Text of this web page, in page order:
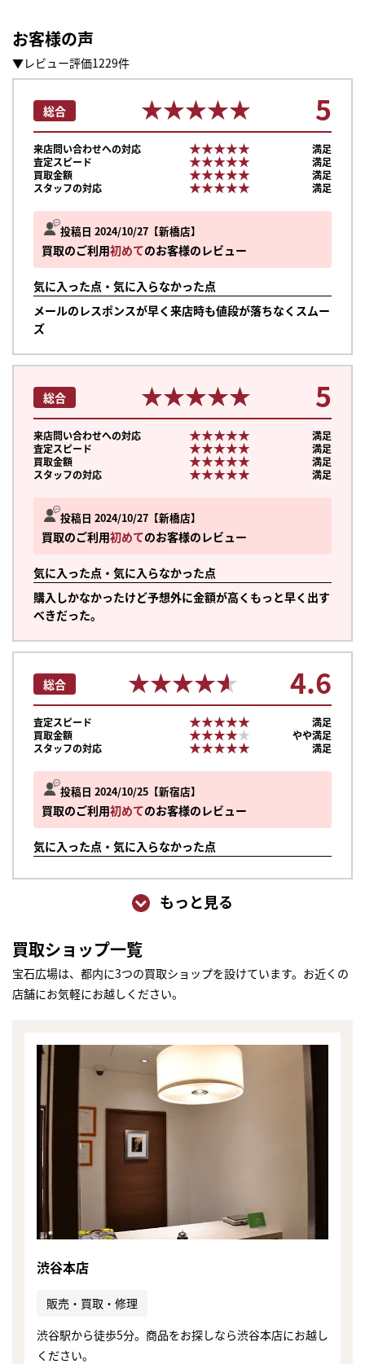
お客様の声
▼レビュー評価1229件
投稿日 2024/10/27 新橋店
買取のご利用初めてのお客様のレビュー
気に入った点・気に入らなかった点
メールのレスポンスが早く来店時も値段が落ちなくスムー
ズ
総合 ★★★★★
★★★★★ 5
来店問い合わせへの対応 ★★★★★
★★★★★
満足
査定スピード
★★★★★
★★★★★
満足
買取金額
★★★★★
★★★★★
満足
スタッフの対応
★★★★★
★★★★★ 満足
投稿日 2024/10/27 新橋店
買取のご利用初めてのお客様のレビュー
気に入った点・気に入らなかった点
購入しかなかったけど予想外に金額が高くもっと早く出す
べきだった。
総合 ★★★★★
★★★★★ 5
来店問い合わせへの対応 ★★★★★
★★★★★
満足
査定スピード
★★★★★
★★★★★
満足
買取金額
★★★★★
★★★★★
満足
スタッフの対応
★★★★★
★★★★★ 満足
投稿日 2024/10/25 新宿店
買取のご利用初めてのお客様のレビュー
気に入った点・気に入らなかった点
総合 ★★★★★
★★★★★ 4.6
査定スピード ★★★★★
★★★★★
満足
買取金額
★★★★★
★★★★★
やや満足
スタッフの対応
★★★★★
★★★★★ 満足
もっと見る
買取ショップ一覧
宝石広場は、都内に3つの買取ショップを設けています。お近くの
店舗にお気軽にお越しください。
渋谷本店
販売・買取・修理
渋谷駅から徒歩5分。商品をお探しなら渋谷本店にお越し
ください。